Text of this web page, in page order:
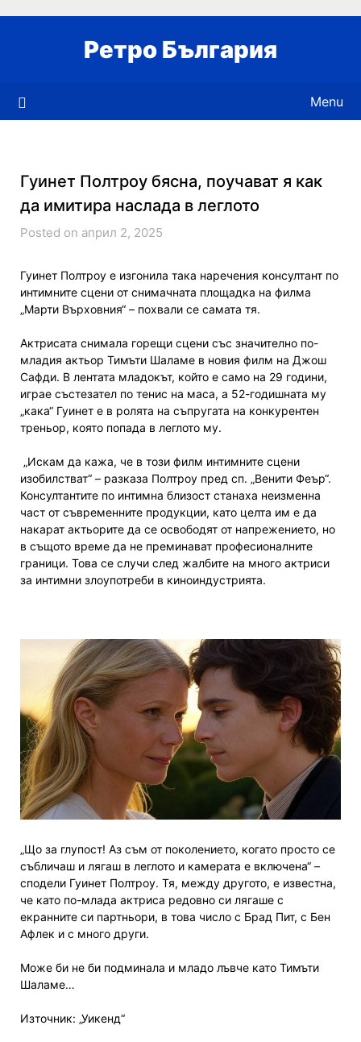
Ретро България
Menu
Гуинет Полтроу бясна, поучават я как
да имитира наслада в леглото
Posted on април 2, 2025
Гуинет Полтроу е изгонила така наречения консултант по
интимните сцени от снимачната площадка на филма
„Марти Върховния“ – похвали се самата тя.
Актрисата снимала горещи сцени със значително по-
младия актьор Тимъти Шаламе в новия филм на Джош
Сафди. В лентата младокът, който е само на 29 години,
играе състезател по тенис на маса, а 52-годишната му
„кака“ Гуинет е в ролята на съпругата на конкурентен
треньор, която попада в леглото му.
„Искам да кажа, че в този филм интимните сцени
изобилстват“ – разказа Полтроу пред сп. „Венити Феър“.
Консултантите по интимна близост станаха неизменна
част от съвременните продукции, като целта им е да
накарат актьорите да се освободят от напрежението, но
в същото време да не преминават професионалните
граници. Това се случи след жалбите на много актриси
за интимни злоупотреби в киноиндустрията.
„Що за глупост! Аз съм от поколението, когато просто се
събличаш и лягаш в леглото и камерата е включена“ –
сподели Гуинет Полтроу. Тя, между другото, е известна,
че като по-млада актриса редовно си лягаше с
екранните си партньори, в това число с Брад Пит, с Бен
Афлек и с много други.
Може би не би подминала и младо лъвче като Тимъти
Шаламе…
Източник: „Уикенд“